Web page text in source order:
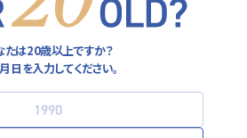
たは20歳以上ですか？
日を入力してください。
FOLLOW US ON